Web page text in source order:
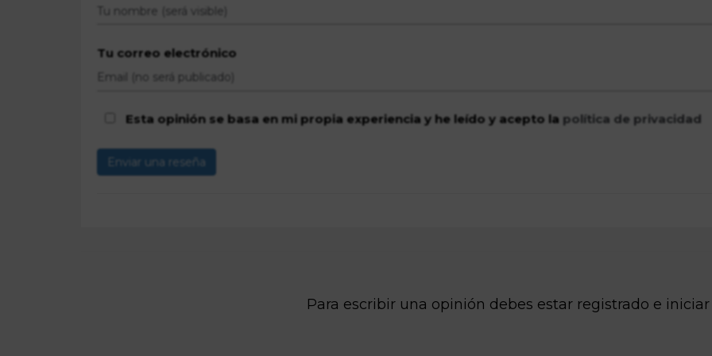
Para escribir una opinión debes estar registrado e iniciar
Tu correo electrónico
Esta opinión se basa en mi propia experiencia y he leído y acepto la política de privacidad
Enviar una reseña